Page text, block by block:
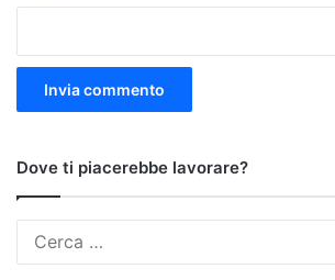
Dove ti piacerebbe lavorare?